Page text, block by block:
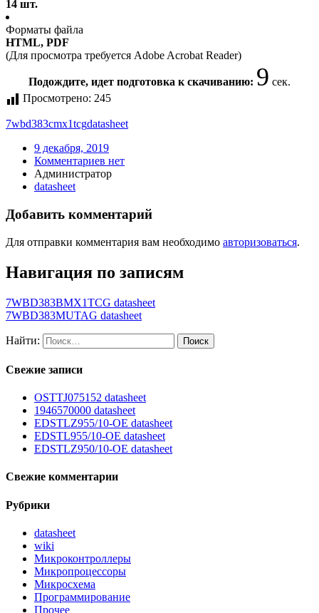
14 шт.
Форматы файла
HTML, PDF
(Для просмотра требуется Adobe Acrobat Reader)
Подождите, идет подготовка к скачиванию: 9 сек.
Просмотрено: 245
7wbd383cmx1tcgdatasheet
9 декабря, 2019
Комментариев нет
Администратор
datasheet
Добавить комментарий
Для отправки комментария вам необходимо авторизоваться.
Навигация по записям
7WBD383BMX1TCG datasheet
7WBD383MUTAG datasheet
Найти:
Свежие записи
OSTTJ075152 datasheet
1946570000 datasheet
EDSTLZ955/10-OE datasheet
EDSTL955/10-OE datasheet
EDSTLZ950/10-OE datasheet
Свежие комментарии
Рубрики
datasheet
wiki
Микроконтроллеры
Микропроцессоры
Микросхема
Программирование
Прочее